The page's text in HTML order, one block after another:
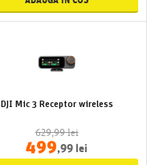
DJI Mic 3 Receptor wireless
629,99 lei
499,99 lei